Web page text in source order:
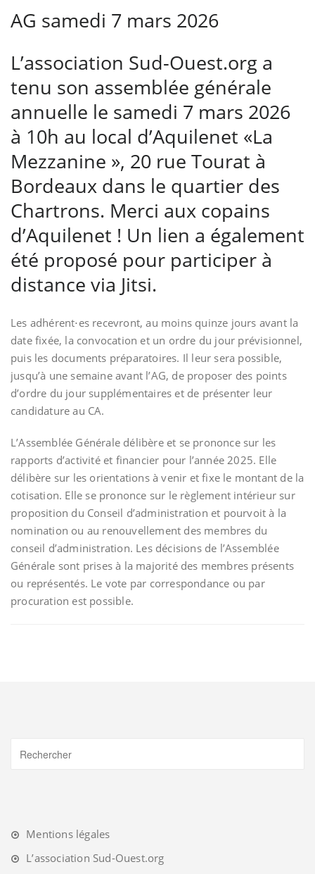
AG samedi 7 mars 2026
L’association Sud-Ouest.org a
tenu son assemblée générale
annuelle le samedi 7 mars 2026
à 10h au local d’Aquilenet «La
Mezzanine », 20 rue Tourat à
Bordeaux dans le quartier des
Chartrons. Merci aux copains
d’Aquilenet ! Un lien a également
été proposé pour participer à
distance via Jitsi.
Les adhérent⋅es recevront, au moins quinze jours avant la
date fixée, la convocation et un ordre du jour prévisionnel,
puis les documents préparatoires. Il leur sera possible,
jusqu’à une semaine avant l’AG, de proposer des points
d’ordre du jour supplémentaires et de présenter leur
candidature au CA.
L’Assemblée Générale délibère et se prononce sur les
rapports d’activité et financier pour l’année 2025. Elle
délibère sur les orientations à venir et fixe le montant de la
cotisation. Elle se prononce sur le règlement intérieur sur
proposition du Conseil d’administration et pourvoit à la
nomination ou au renouvellement des membres du
conseil d’administration. Les décisions de l’Assemblée
Générale sont prises à la majorité des membres présents
ou représentés. Le vote par correspondance ou par
procuration est possible.
Mentions légales
L’association Sud-Ouest.org